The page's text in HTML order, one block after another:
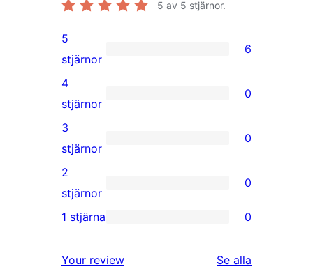
5 av 5 stjärnor.
6
5-
stjärniga
recensioner
5
stjärnor
6
0
4-
stjärniga
recensioner
4
stjärnor
0
0
3-
stjärniga
recensioner
3
stjärnor
0
0
2-
recensioner
2
stjärnor
0
stjärniga
1 stjärna 0
Your review
Se alla